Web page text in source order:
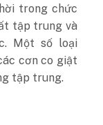
trong chức
tập trung và
Một số loại
cơn co giật
tập trung.